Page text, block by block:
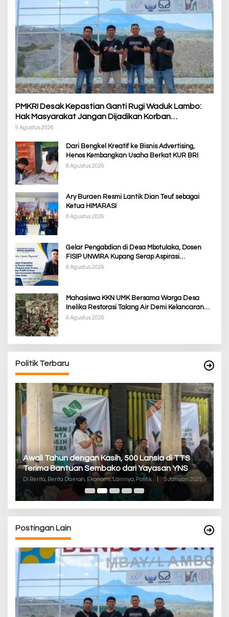
PMKRI Desak Kepastian Ganti Rugi Waduk Lambo:
Hak Masyarakat Jangan Dijadikan Korban
Pembangunan PSN
9 Agustus 2026
Dari Bengkel Kreatif ke Bisnis Advertising,
Henos Kembangkan Usaha Berkat KUR BRI
8 Agustus 2026
Ary Buraen Resmi Lantik Dian Teuf sebagai
Ketua HIMARASI
8 Agustus 2026
Gelar Pengabdian di Desa Mbotulaka, Dosen
FISIP UNWIRA Kupang Serap Aspirasi
Masyarakat & Penguatan Kapasitas Karang
8 Agustus 2026
Mahasiswa KKN UMK Bersama Warga Desa
Inelika Restorasi Talang Air Demi Kelancaran
Irigasi Sawah
6 Agustus 2026
Politik Terbaru
Awali Tahun dengan Kasih, 500 Lansia di TTS
Terima Bantuan Sembako dari Yayasan YNS
Di Berita, Berita Daerah, Ekonomi, Lainnya, Politik 5 Januari 2025
Postingan Lain